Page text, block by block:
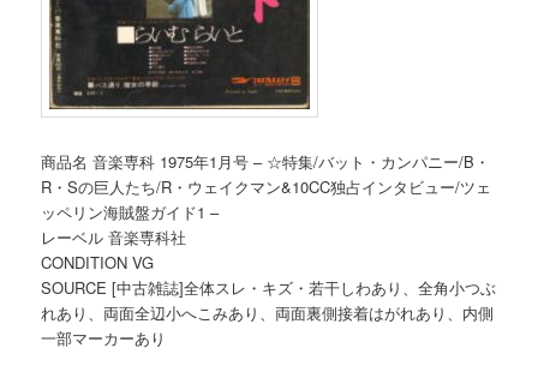
商品名 音楽専科 1975年1月号 – ☆特集/バット・カンパニー/B・
R・Sの巨人たち/R・ウェイクマン&10CC独占インタビュー/ツェ
ッペリン海賊盤ガイド1 –
レーベル 音楽専科社
CONDITION VG
SOURCE [中古雑誌]全体スレ・キズ・若干しわあり、全角小つぶ
れあり、両面全辺小へこみあり、両面裏側接着はがれあり、内側
一部マーカーあり